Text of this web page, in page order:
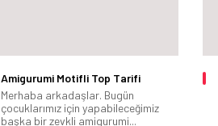
Amigurumi Bal Kabağı Tarifi
Herkese merhaba. Bugün de sizlere
oldukça farklı bir model tarifi...